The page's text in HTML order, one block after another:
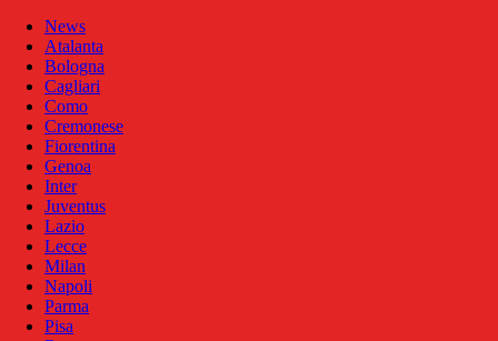
News
Atalanta
Bologna
Cagliari
Como
Cremonese
Fiorentina
Genoa
Inter
Juventus
Lazio
Lecce
Milan
Napoli
Parma
Pisa